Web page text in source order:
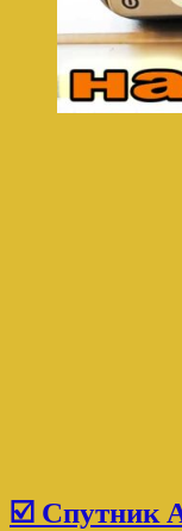
☑️ Спутник